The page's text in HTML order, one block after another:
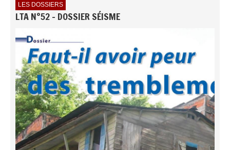
LES DOSSIERS
LTA N°52 - DOSSIER SÉISME